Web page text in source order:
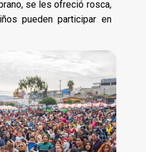
se les ofreció rosca,
pueden participar en